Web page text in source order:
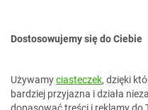
Kontakt
Dostosowujemy się do Ciebie
Używamyciasteczek, dzięki
bardziej przyjazna i działa